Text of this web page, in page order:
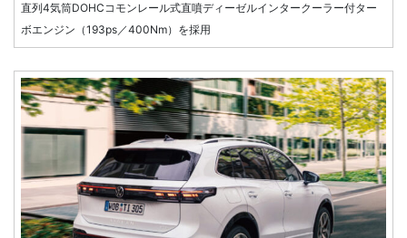
直列4気筒DOHCコモンレール式直噴ディーゼルインタークーラー付ター
ボエンジン（193ps／400Nm）を採用